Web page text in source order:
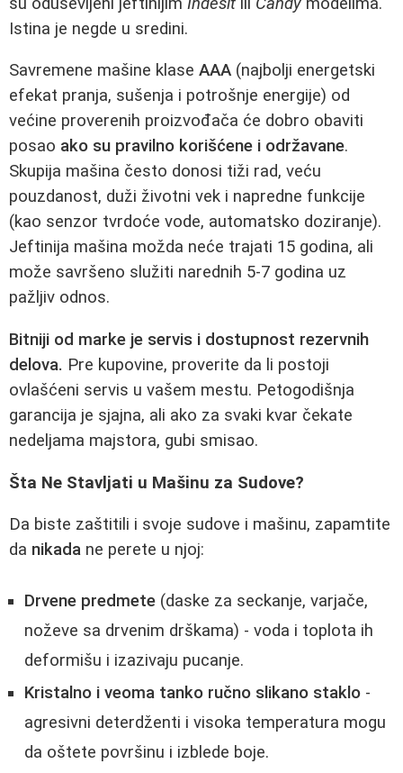
Istina je negde u sredini.
Savremene mašine klase AAA (najbolji energetski
efekat pranja, sušenja i potrošnje energije) od
većine proverenih proizvođača će dobro obaviti
posao ako su pravilno korišćene i održavane.
Skupija mašina često donosi tiži rad, veću
pouzdanost, duži životni vek i napredne funkcije
(kao senzor tvrdoće vode, automatsko doziranje).
Jeftinija mašina možda neće trajati 15 godina, ali
može savršeno služiti narednih 5-7 godina uz
pažljiv odnos.
Bitniji od marke je servis i dostupnost rezervnih
delova. Pre kupovine, proverite da li postoji
ovlašćeni servis u vašem mestu. Petogodišnja
garancija je sjajna, ali ako za svaki kvar čekate
nedeljama majstora, gubi smisao.
Šta Ne Stavljati u Mašinu za Sudove?
Da biste zaštitili i svoje sudove i mašinu, zapamtite
da nikada ne perete u njoj:
Drvene predmete (daske za seckanje, varjače,
noževe sa drvenim drškama) - voda i toplota ih
deformišu i izazivaju pucanje.
Kristalno i veoma tanko ručno slikano staklo -
agresivni deterdženti i visoka temperatura mogu
da oštete površinu i izblede boje.